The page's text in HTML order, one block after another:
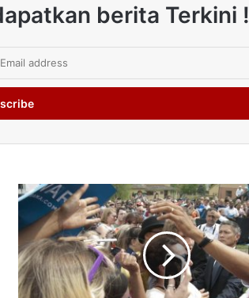
berita Terkini !